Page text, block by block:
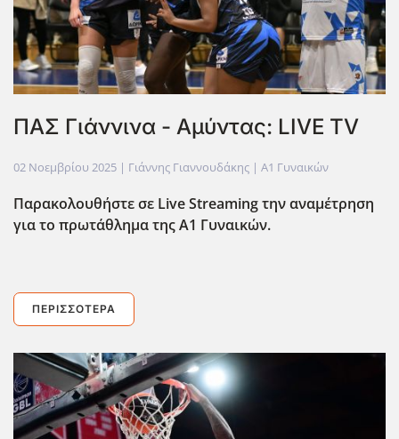
ΠΑΣ Γιάννινα - Αμύντας: LIVE TV
02 Νοεμβρίου 2025 | Γιάννης Γιαννουδάκης | Α1 Γυναικών
Παρακολουθήστε σε Live Streaming την αναμέτρηση
για το πρωτάθλημα της Α1 Γυναικών.
ΠΕΡΙΣΣΌΤΕΡΑ